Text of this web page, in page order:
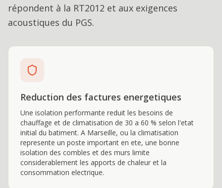
répondent à la RT2012 et aux exigences
acoustiques du PGS.
Reduction des factures energetiques
Une isolation performante reduit les besoins de
chauffage et de climatisation de 30 a 60 % selon l'etat
initial du batiment. A Marseille, ou la climatisation
represente un poste important en ete, une bonne
isolation des combles et des murs limite
considerablement les apports de chaleur et la
consommation electrique.